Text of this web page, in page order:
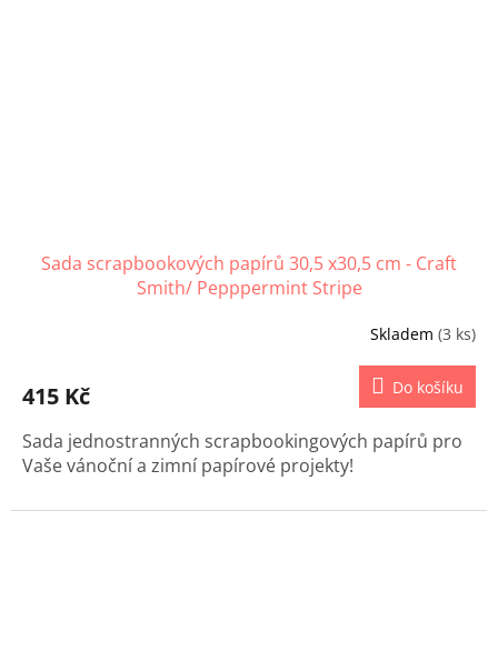
Sada scrapbookových papírů 30,5 x30,5 cm - Craft
Smith/ Pepppermint Stripe
Skladem (3 ks)
415 Kč Do košíku
Sada jednostranných scrapbookingových papírů pro
Vaše vánoční a zimní papírové projekty!